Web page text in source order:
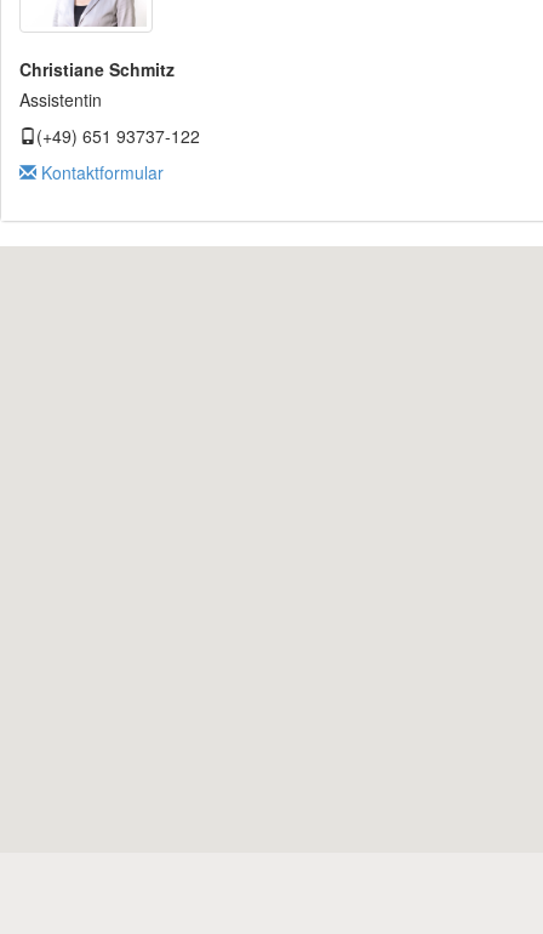
Christiane Schmitz
Assistentin
(+49) 651 93737-122
Kontaktformular